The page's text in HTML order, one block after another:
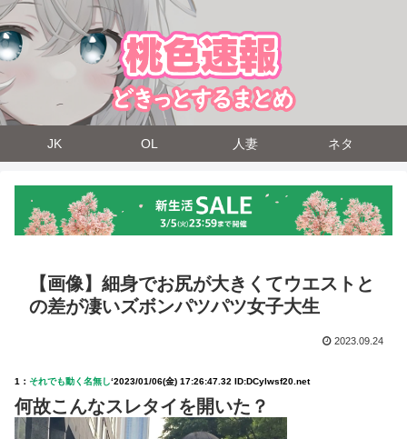
JK OL 人妻 ネタ
【画像】細身でお尻が大きくてウエストと
の差が凄いズボンパツパツ女子大生
2023.09.24
1： それでも動く名無し‘2023/01/06(金) 17:26:47.32 ID:DCylwsf20.net
何故こんなスレタイを開いた？